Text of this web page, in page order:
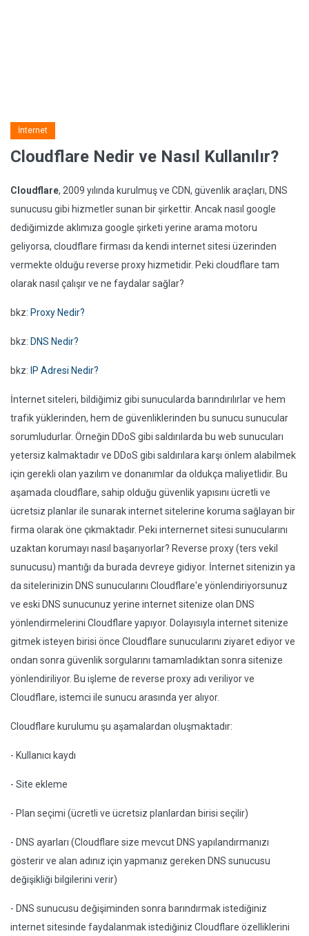
İnternet
Cloudflare Nedir ve Nasıl Kullanılır?
Cloudflare, 2009 yılında kurulmuş ve CDN, güvenlik araçları, DNS
sunucusu gibi hizmetler sunan bir şirkettir. Ancak nasıl google
dediğimizde aklımıza google şirketi yerine arama motoru
geliyorsa, cloudflare firması da kendi internet sitesi üzerinden
vermekte olduğu reverse proxy hizmetidir. Peki cloudflare tam
olarak nasıl çalışır ve ne faydalar sağlar?
bkz: Proxy Nedir?
bkz: DNS Nedir?
bkz: IP Adresi Nedir?
İnternet siteleri, bildiğimiz gibi sunucularda barındırılırlar ve hem
trafik yüklerinden, hem de güvenliklerinden bu sunucu sunucular
sorumludurlar. Örneğin DDoS gibi saldırılarda bu web sunucuları
yetersiz kalmaktadır ve DDoS gibi saldırılara karşı önlem alabilmek
için gerekli olan yazılım ve donanımlar da oldukça maliyetlidir. Bu
aşamada cloudflare, sahip olduğu güvenlik yapısını ücretli ve
ücretsiz planlar ile sunarak internet sitelerine koruma sağlayan bir
firma olarak öne çıkmaktadır. Peki internernet sitesi sunucularını
uzaktan korumayı nasıl başarıyorlar? Reverse proxy (ters vekil
sunucusu) mantığı da burada devreye gidiyor. İnternet sitenizin ya
da sitelerinizin DNS sunucularını Cloudflare'e yönlendiriyorsunuz
ve eski DNS sunucunuz yerine internet sitenize olan DNS
yönlendirmelerini Cloudflare yapıyor. Dolayısıyla internet sitenize
gitmek isteyen birisi önce Cloudflare sunucularını ziyaret ediyor ve
ondan sonra güvenlik sorgularını tamamladıktan sonra sitenize
yönlendiriliyor. Bu işleme de reverse proxy adı veriliyor ve
Cloudflare, istemci ile sunucu arasında yer alıyor.
Cloudflare kurulumu şu aşamalardan oluşmaktadır:
- Kullanıcı kaydı
- Site ekleme
- Plan seçimi (ücretli ve ücretsiz planlardan birisi seçilir)
- DNS ayarları (Cloudflare size mevcut DNS yapılandırmanızı
gösterir ve alan adınız için yapmanız gereken DNS sunucusu
değişikliği bilgilerini verir)
- DNS sunucusu değişiminden sonra barındırmak istediğiniz
internet sitesinde faydalanmak istediğiniz Cloudflare özelliklerini